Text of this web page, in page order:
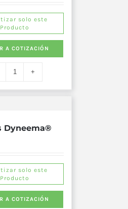
solo este
Producto
A COTIZACIÓN
Dyneema®
solo este
Producto
A COTIZACIÓN